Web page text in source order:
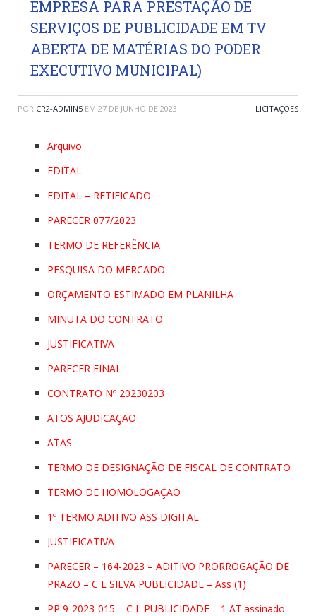
EMPRESA PARA PRESTAÇÃO DE
SERVIÇOS DE PUBLICIDADE EM TV
ABERTA DE MATÉRIAS DO PODER
EXECUTIVO MUNICIPAL)
POR CR2-ADMIN5 EM 27 DE JUNHO DE 2023 LICITAÇÕES
Arquivo
EDITAL
EDITAL – RETIFICADO
PARECER 077/2023
TERMO DE REFERÊNCIA
PESQUISA DO MERCADO
ORÇAMENTO ESTIMADO EM PLANILHA
MINUTA DO CONTRATO
JUSTIFICATIVA
PARECER FINAL
CONTRATO Nº 20230203
ATOS AJUDICAÇAO
ATAS
TERMO DE DESIGNAÇÃO DE FISCAL DE CONTRATO
TERMO DE HOMOLOGAÇÃO
1º TERMO ADITIVO ASS DIGITAL
JUSTIFICATIVA
PARECER – 164-2023 – ADITIVO PRORROGAÇÃO DE
PRAZO – C L SILVA PUBLICIDADE – Ass (1)
PP 9-2023-015 – C L PUBLICIDADE – 1 AT.assinado